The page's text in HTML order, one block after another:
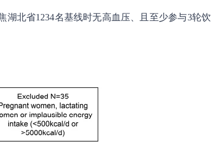
北省1234名基线时无高血压、且至少参与3轮饮